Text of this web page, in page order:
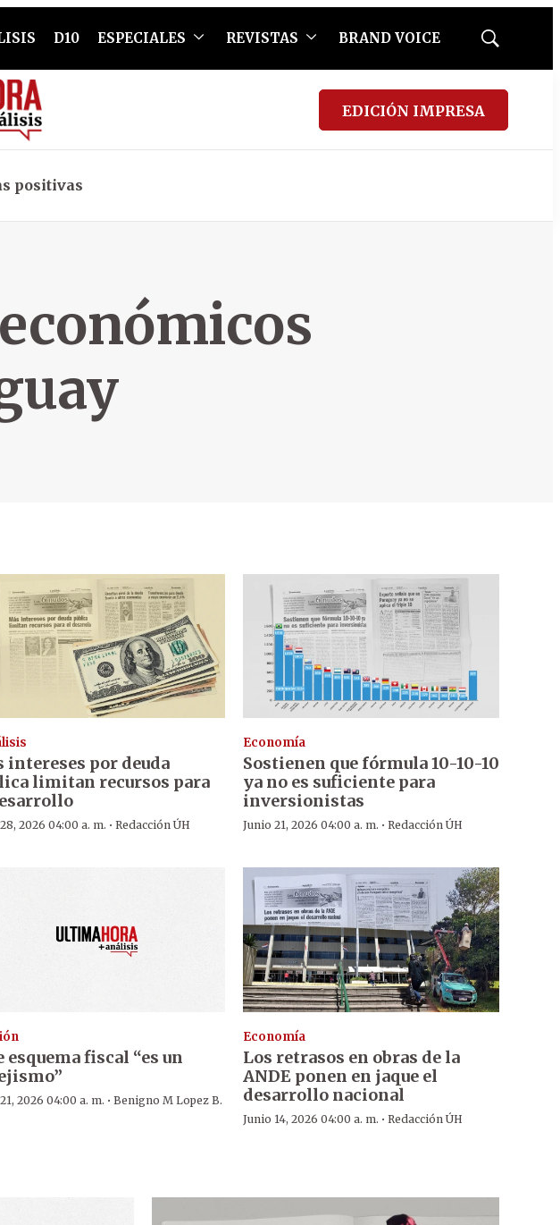
D10 ESPECIALES REVISTAS BRAND VOICE
Mostrar
EDICIÓN IMPRESA
positivas
intereses por deuda
limitan recursos para
2026 04:00 a. m. · Redacción ÚH
Economía
Sostienen que fórmula 10-10-10
ya no es suficiente para
inversionistas
Junio 21, 2026 04:00 a. m. · Redacción ÚH
esquema fiscal “es un
2026 04:00 a. m. · Benigno M Lopez B.
Economía
Los retrasos en obras de la
ANDE ponen en jaque el
desarrollo nacional
Junio 14, 2026 04:00 a. m. · Redacción ÚH